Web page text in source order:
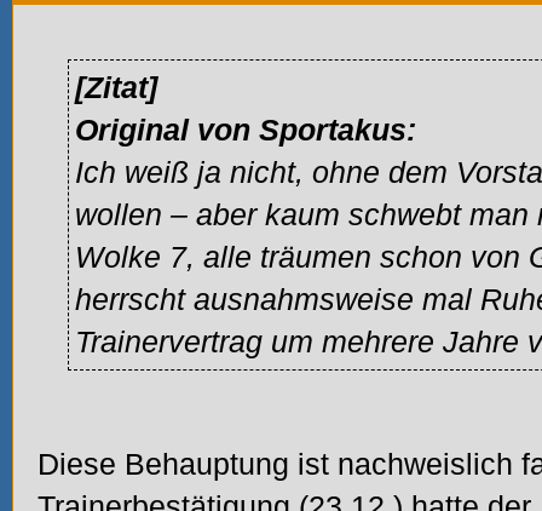
[Zitat]
Original von Sportakus:
Ich weiß ja nicht, ohne dem
wollen – aber kaum schwebt
Wolke 7, alle träumen schon von
herrscht ausnahmsweise mal
Trainervertrag um mehrere Jahre
Diese Behauptung ist nachweislich